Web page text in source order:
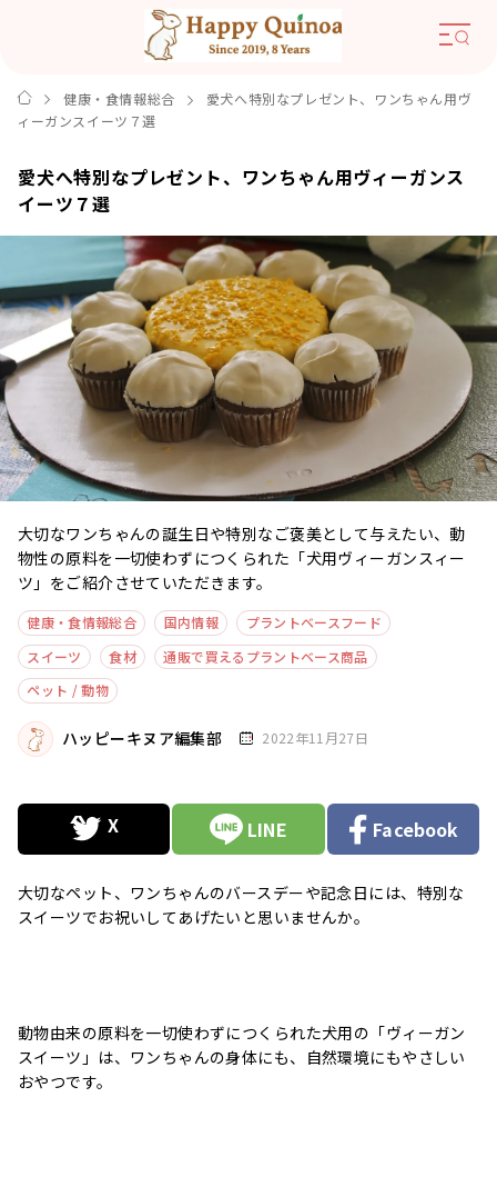
健康・食情報総合
愛犬へ特別なプレゼント、ワンちゃん用ヴ
ィーガンスイーツ７選
愛犬へ特別なプレゼント、ワンちゃん用ヴィーガンス
イーツ７選
大切なワンちゃんの誕生日や特別なご褒美として与えたい、動
物性の原料を一切使わずにつくられた「犬用ヴィーガンスィー
ツ」をご紹介させていただきます。
健康・食情報総合 国内情報
プラントベースフード
スイーツ
食材
通販で買えるプラントベース商品
ペット / 動物
ハッピーキヌア編集部 2022年11月27日
LINE Facebook
大切なペット、ワンちゃんのバースデーや記念日には、特別な
スイーツでお祝いしてあげたいと思いませんか。
動物由来の原料を一切使わずにつくられた犬用の「ヴィーガン
スイーツ」は、ワンちゃんの身体にも、自然環境にもやさしい
おやつです。